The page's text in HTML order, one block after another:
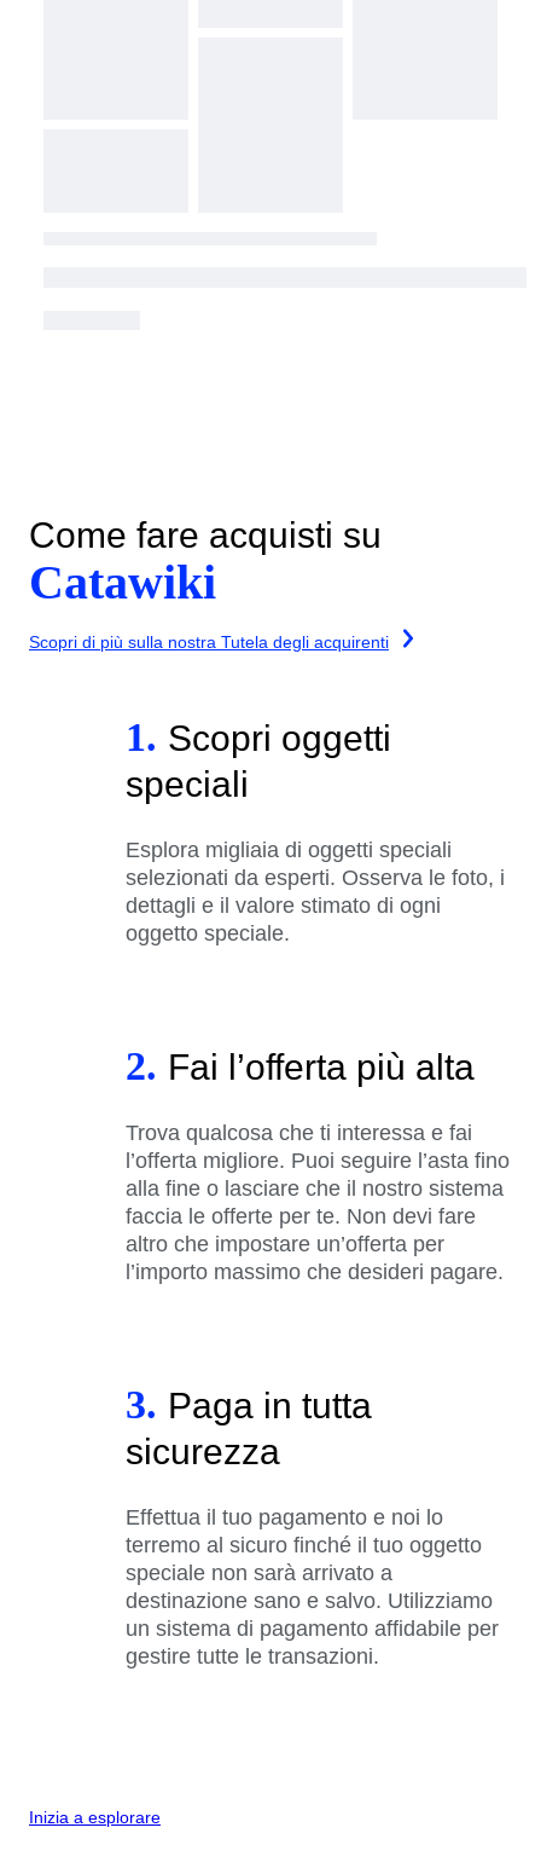
Come fare acquisti su
Catawiki
Scopri di più sulla nostra Tutela degli acquirenti
1. Scopri oggetti
speciali
Esplora migliaia di oggetti speciali
selezionati da esperti. Osserva le foto, i
dettagli e il valore stimato di ogni
oggetto speciale.
2. Fai l’offerta più alta
Trova qualcosa che ti interessa e fai
l’offerta migliore. Puoi seguire l’asta fino
alla fine o lasciare che il nostro sistema
faccia le offerte per te. Non devi fare
altro che impostare un’offerta per
l’importo massimo che desideri pagare.
3. Paga in tutta
sicurezza
Effettua il tuo pagamento e noi lo
terremo al sicuro finché il tuo oggetto
speciale non sarà arrivato a
destinazione sano e salvo. Utilizziamo
un sistema di pagamento affidabile per
gestire tutte le transazioni.
Inizia a esplorare